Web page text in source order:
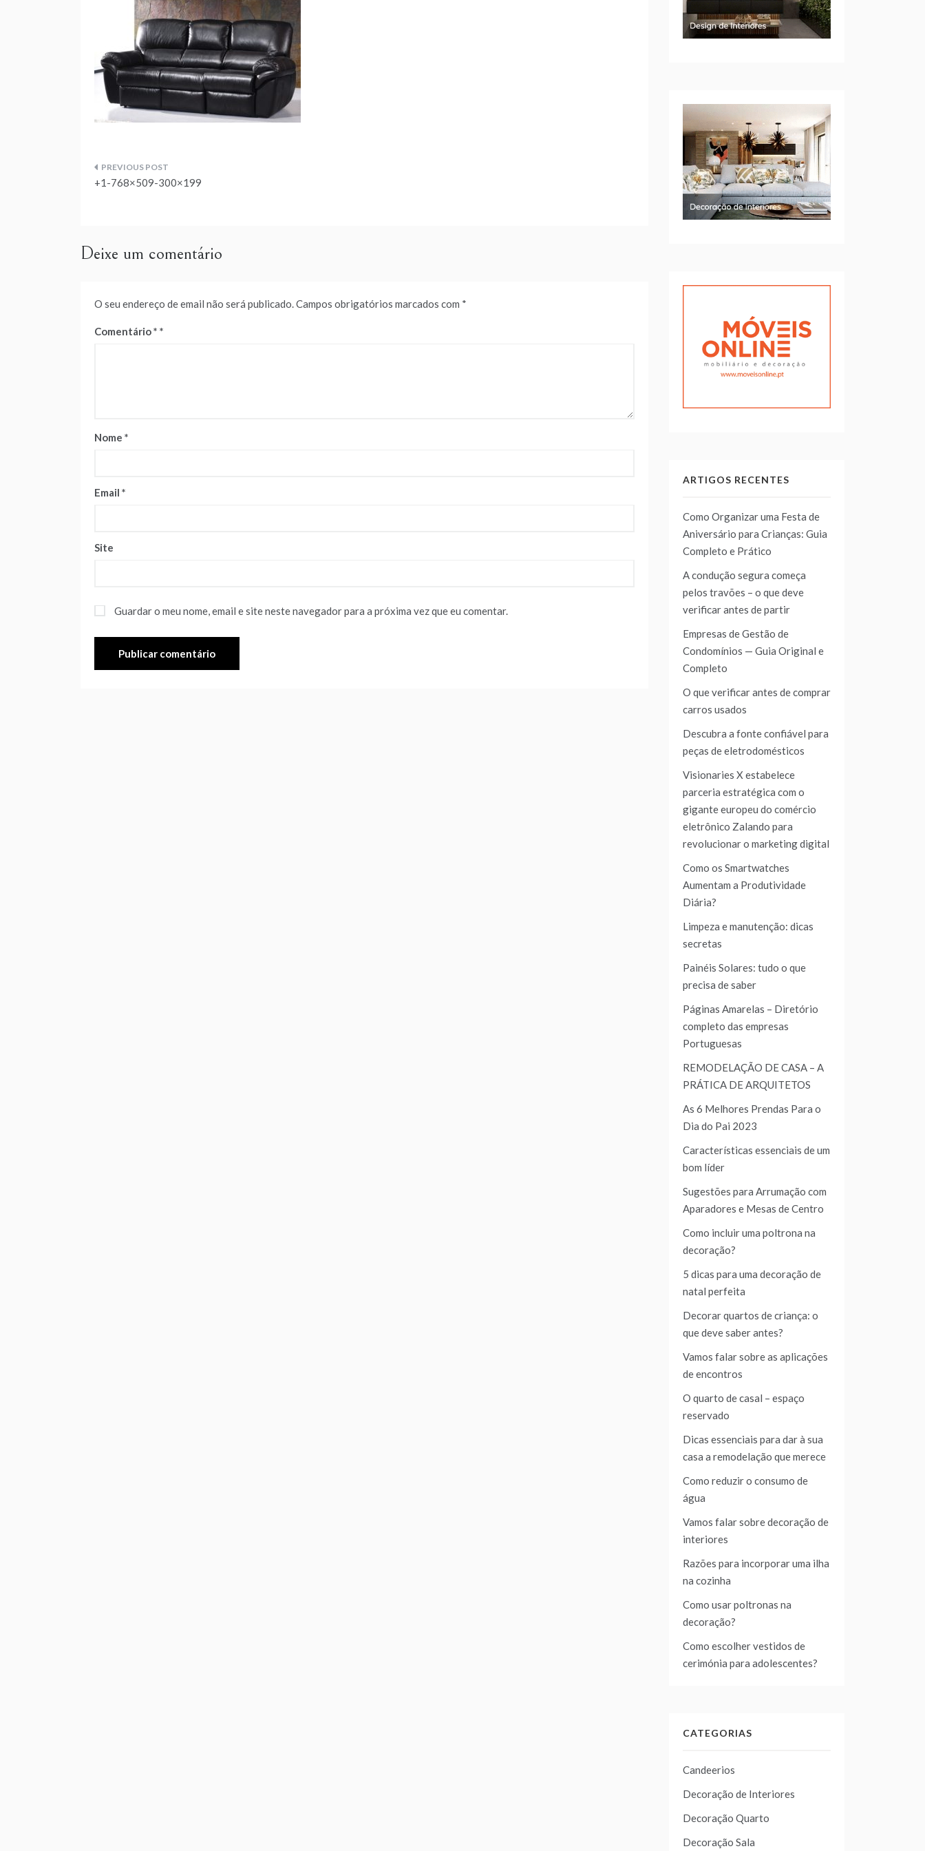
Navegação
+1-768×509-300×199
Deixe um comentário
O seu endereço de email não será publicado.Campos obrigatórios marcados com *
Comentário*
Nome *
Email *
Site
Guardar o meu nome, email e site neste navegador para a próxima vez que eu comentar.
ARTIGOS RECENTES
Como Organizar uma Festa de
Aniversário para Crianças: Guia
Completo e Prático
A condução segura começa
pelos travões – o que deve
verificar antes de partir
Empresas de Gestão de
Condomínios — Guia Original e
Completo
O que verificar antes de comprar
carros usados
Descubra a fonte confiável para
peças de eletrodomésticos
Visionaries X estabelece
parceria estratégica com o
gigante europeu do comércio
eletrônico Zalando para
revolucionar o marketing digital
Como os Smartwatches
Aumentam a Produtividade
Diária?
Limpeza e manutenção: dicas
secretas
Painéis Solares: tudo o que
precisa de saber
Páginas Amarelas – Diretório
completo das empresas
Portuguesas
REMODELAÇÃO DE CASA – A
PRÁTICA DE ARQUITETOS
As 6 Melhores Prendas Para o
Dia do Pai 2023
Características essenciais de um
bom líder
Sugestões para Arrumação com
Aparadores e Mesas de Centro
Como incluir uma poltrona na
decoração?
5 dicas para uma decoração de
natal perfeita
Decorar quartos de criança: o
que deve saber antes?
Vamos falar sobre as aplicações
de encontros
O quarto de casal – espaço
reservado
Dicas essenciais para dar à sua
casa a remodelação que merece
Como reduzir o consumo de
água
Vamos falar sobre decoração de
interiores
Razões para incorporar uma ilha
na cozinha
Como usar poltronas na
decoração?
Como escolher vestidos de
cerimónia para adolescentes?
CATEGORIAS
Candeerios
Decoração de Interiores
Decoração Quarto
Decoração Sala